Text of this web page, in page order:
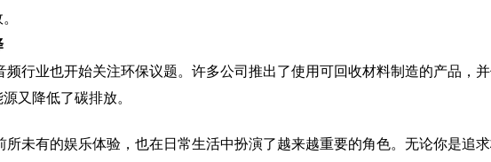
行业也开始关注环保议题。许多公司推出了使用可回收材料制造的产品，
又降低了碳排放。
所未有的娱乐体验，也在日常生活中扮演了越来越重要的角色。无论你是追